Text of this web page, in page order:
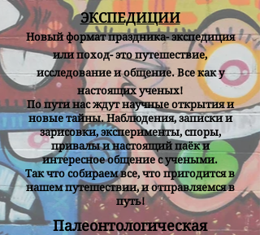
ЭКСПЕДИЦИИ
Новый формат праздника- экспедиция
или поход- это путешествие,
исследование и общение. Все как у
настоящих ученых!
По пути нас ждут научные открытия и
новые тайны. Наблюдения, записки и
зарисовки, эксперименты, споры,
привалы и настоящий паёк и
интересное общение с учеными.
Так что собираем все, что пригодится в
нашем путешествии, и отправляемся в
путь!
Палеонтологическая